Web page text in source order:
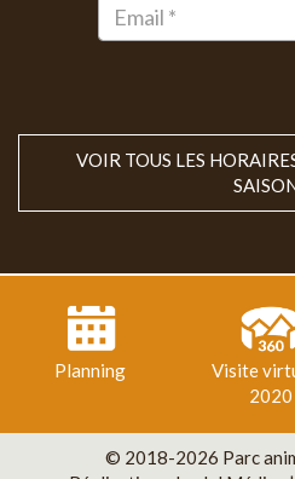
VOIR TOUS LES
Planning
Visite
2020
© 2018-2026 Parc